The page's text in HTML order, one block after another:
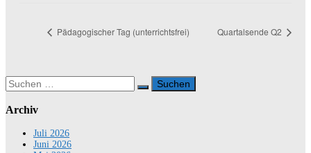
Pädagogischer Tag (unterrichtsfrei) Quartalsende Q2
Suchen
nach:
Archiv
Juli 2026
Juni 2026